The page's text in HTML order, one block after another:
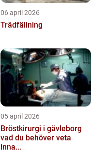
06 april 2026
Trädfällning
05 april 2026
Bröstkirurgi i gävleborg
vad du behöver veta
inna...